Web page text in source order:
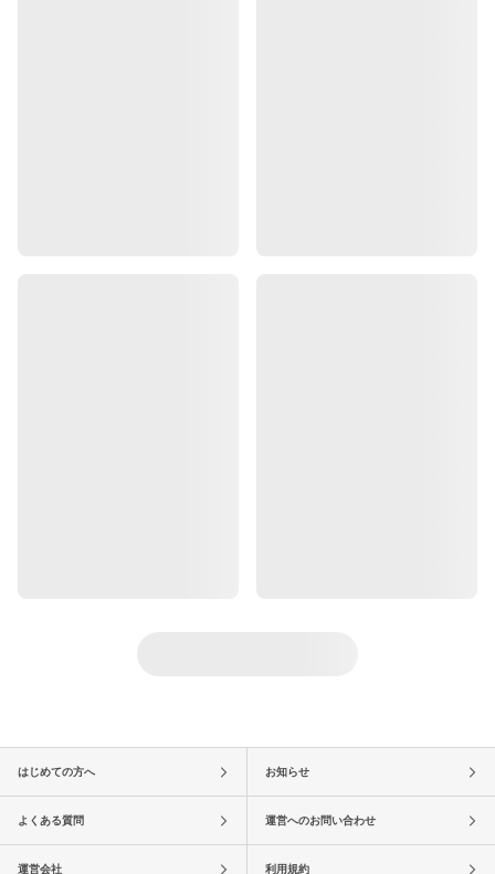
はじめての方へ お知らせ
よくある質問 運営へのお問い合わせ
運営会社 利用規約